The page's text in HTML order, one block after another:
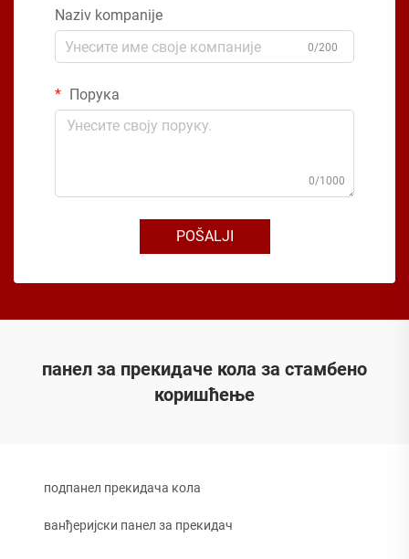
Naziv kompanije
0/200
Порука
0/1000
POŠALJI
панел за прекидаче кола за стамбено
коришћење
подпанел прекидача кола
ванђеријски панел за прекидач